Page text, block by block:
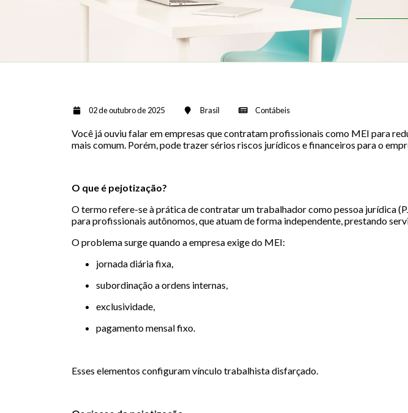
02 de outubro de 2025 Brasil Contábeis
Você já ouviu falar em empresas que contratam profissionais como MEI para
mais comum. Porém, pode trazer sérios riscos jurídicos e financeiros para o
O que é pejotização?
O termo refere-se à prática de contratar um trabalhador como pessoa jurídica
para profissionais autônomos, que atuam de forma independente, prestando
O problema surge quando a empresa exige do MEI:
jornada diária fixa,
subordinação a ordens internas,
exclusividade,
pagamento mensal fixo.
Esses elementos configuram vínculo trabalhista disfarçado.